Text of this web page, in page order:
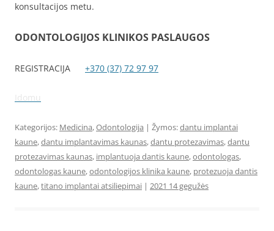
konsultacijos metu.
ODONTOLOGIJOS KLINIKOS PASLAUGOS
REGISTRACIJA +370 (37) 72 97 97
Idomu
Kategorijos: Medicina,Odontologija | Žymos:dantu implantai
kaune,dantu implantavimas kaunas,dantu protezavimas,dantu
protezavimas kaunas, implantuoja dantis kaune,odontologas,
odontologas kaune,odontologijos klinika kaune, protezuoja dantis
kaune,titano implantai atsiliepimai | 2021 14 gegužės